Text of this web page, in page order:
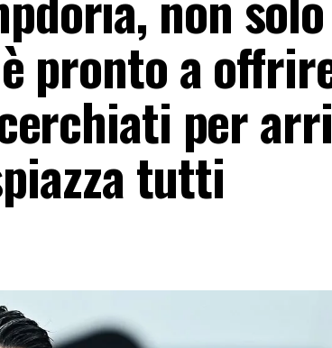
pronto a
per
tutti